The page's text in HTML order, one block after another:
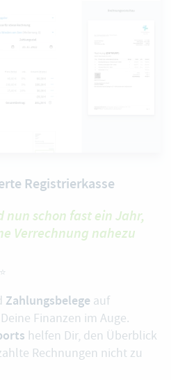
Registrierkasse
schon fast ein Jahr,
Verrechnung nahezu
Zahlungsbelege auf
Finanzen im Auge.
helfen Dir, den Überblick
Rechnungen nicht zu